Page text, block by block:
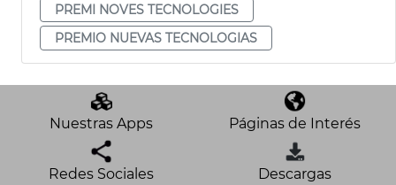
PREMI NOVES TECNOLOGIES
PREMIO NUEVAS TECNOLOGIAS
Nuestras Apps Páginas de Interés
Redes Sociales Descargas